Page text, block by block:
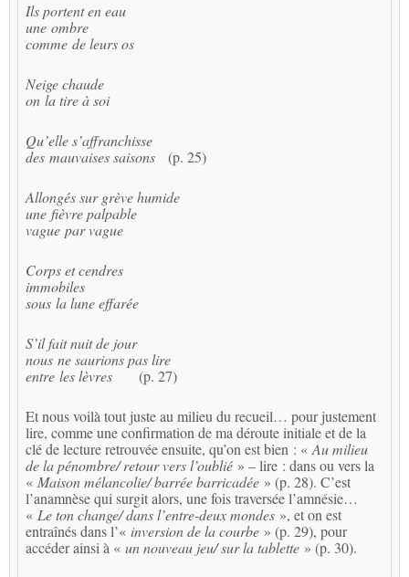
Ils portent en eau
une ombre
comme de leurs os
Neige chaude
on la tire à soi
Qu’elle s’affranchisse
des mauvaises saisons (p. 25)
Allongés sur grève humide
une fièvre palpable
vague par vague
Corps et cendres
immobiles
sous la lune effarée
S’il fait nuit de jour
nous ne saurions pas lire
entre les lèvres (p. 27)
Et nous voilà tout juste au milieu du recueil… pour justement
lire, comme une confirmation de ma déroute initiale et de la
clé de lecture retrouvée ensuite, qu’on est bien : « Au milieu
de la pénombre/ retour vers l’oublié » – lire : dans ou vers la
« Maison mélancolie/ barrée barricadée » (p. 28). C’est
l’anamnèse qui surgit alors, une fois traversée l’amnésie…
« Le ton change/ dans l’entre-deux mondes », et on est
entraînés dans l’« inversion de la courbe » (p. 29), pour
accéder ainsi à « un nouveau jeu/ sur la tablette » (p. 30).